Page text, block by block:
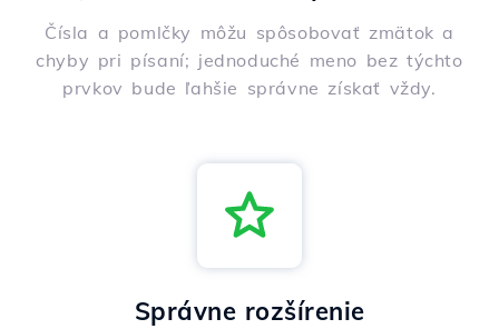
Čísla a pomlčky môžu spôsobovať zmätok a
chyby pri písaní; jednoduché meno bez týchto
prvkov bude ľahšie správne získať vždy.
Správne rozšírenie